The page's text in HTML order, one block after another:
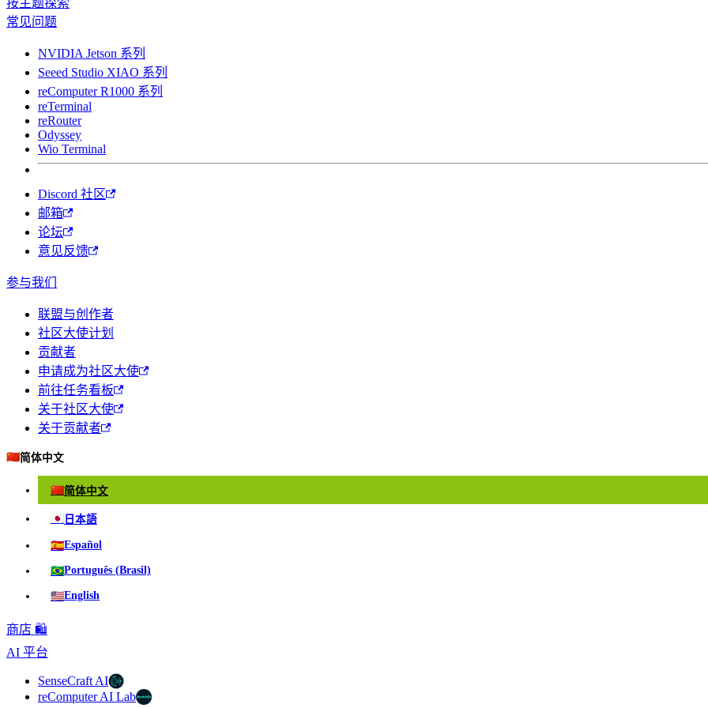
按主题探索
常见问题
NVIDIA Jetson 系列
Seeed Studio XIAO 系列
reComputer R1000 系列
reTerminal
reRouter
Odyssey
Wio Terminal
Discord 社区
邮箱
论坛
意见反馈
参与我们
联盟与创作者
社区大使计划
贡献者
申请成为社区大使
前往任务看板
关于社区大使
关于贡献者
🇨🇳简体中文
🇨🇳简体中文
🇯🇵 日本語
🇪🇸Español
🇧🇷Português (Brasil)
🇺🇸English
商店 🛍️
AI 平台
SenseCraft AI
reComputer AI Lab